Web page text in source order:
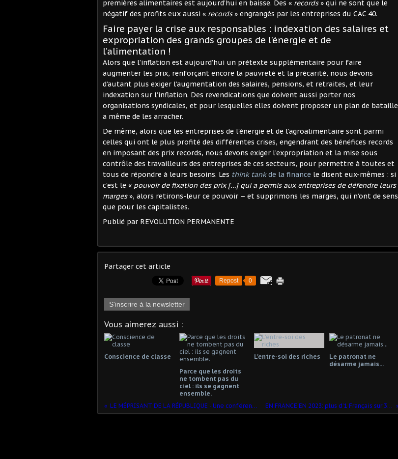
premières alimentaires est aujourd’hui en baisse. Des « records» qui ne sont que le
négatif des profits eux aussi « records» engrangés par les entreprises du CAC 40.
Faire payer la crise aux responsables : indexation des salaires et
expropriation des grands groupes de l’énergie et de
l’alimentation !
Alors que l’inflation est aujourd’hui un prétexte supplémentaire pour faire
augmenter les prix, renforçant encore la pauvreté et la précarité, nous devons
d’autant plus exiger l’augmentation des salaires, pensions, et retraites, et leur
indexation sur l’inflation. Des revendications que doivent aussi porter nos
organisations syndicales, et pour lesquelles elles doivent proposer un plan de bataille
a même de les arracher.
De même, alors que les entreprises de l’énergie et de l’agroalimentaire sont parmi
celles qui ont le plus profité des différentes crises, engendrant des bénéfices records
en imposant des prix records, nous devons exiger l’expropriation et la mise sous
contrôle des travailleurs des entreprises de ces secteurs, pour permettre à toutes et
tous de répondre à leurs besoins. Les think tankde la finance le disent eux-mêmes : si
c’est le « pouvoir de fixation des prix […] qui a permis aux entreprises de défendre leurs
marges», alors retirons-leur ce pouvoir – et supprimons les marges, qui n’ont de sens
que pour les capitalistes.
Publié par REVOLUTION PERMANENTE
Partager cet article
Repost 0
S'inscrire à la newsletter
Vous aimerez aussi :
Conscience de classe
Parce que les droits
ne tombent pas du
ciel : ils se gagnent
ensemble.
L'entre-soi des riches
Le patronat ne
désarme jamais...
LE MÉPRISANT DE LA RÉPUBLIQUE - Une conférence de Monique Pinçon-Charlot EN FRANCE EN 2023: plus d’1 Français sur 3 ne mange plus à sa faim !